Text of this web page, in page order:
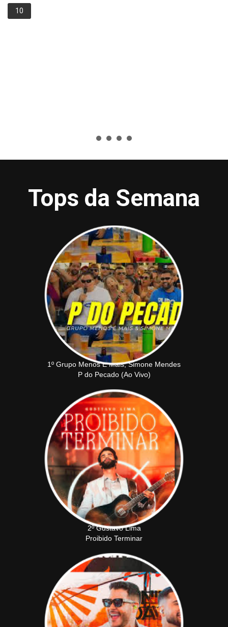
10
Tops da Semana
1º Grupo Menos É Mais, Simone Mendes
P do Pecado (Ao Vivo)
2º Gustavo Lima
Proibido Terminar